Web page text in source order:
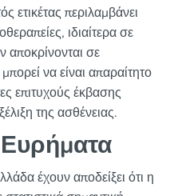
ετικέτας περιλαμβάνει
ιδιαίτερα σε
αποκρίνονται σε
να είναι απαραίτητο
επιτυχούς έκβασης
της ασθένειας.
έχουν αποδείξει ότι η